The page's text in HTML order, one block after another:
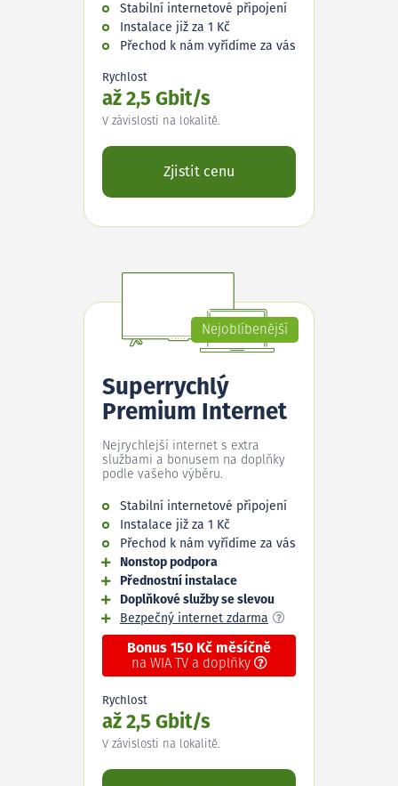
Stabilní internetové připojení
Instalace již za 1 Kč
Přechod k nám vyřídíme za vás
Rychlost
až 2,5 Gbit/s
V závislosti na lokalitě.
Zjistit cenu
Nejoblíbenější
Superrychlý
Premium Internet
Nejrychlejší internet s extra
službami a bonusem na doplňky
podle vašeho výběru.
Stabilní internetové připojení
Instalace již za 1 Kč
Přechod k nám vyřídíme za vás
Nonstop podpora
Přednostní instalace
Doplňkové služby se slevou
Bezpečný internet zdarma
Bonus 150 Kč měsíčně
na WIA TV a doplňky
Rychlost
až 2,5 Gbit/s
V závislosti na lokalitě.